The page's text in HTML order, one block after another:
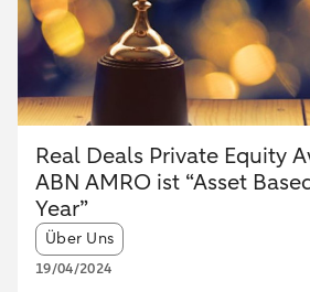
Real Deals Private Equity
ABN AMRO ist “Asset
Year”
Article tags:
Über Uns
19/04/2024